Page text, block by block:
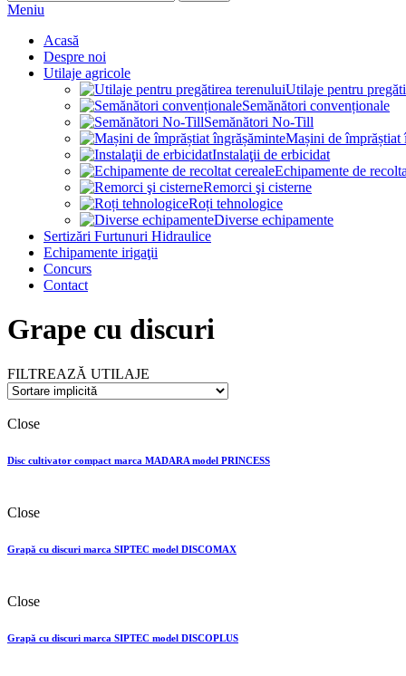
Meniu
Acasă
Despre noi
Utilaje agricole
Utilaje pentru
Semănători convenționale
Semănători No-Till
Mașini de împrăștiat
Instalaţii de erbicidat
Echipamente de
Remorci şi cisterne
Roți tehnologice
Diverse echipamente
Sertizări Furtunuri Hidraulice
Echipamente irigaţii
Concurs
Contact
Grape cu discuri
FILTREAZĂ UTILAJE
Close
Disc cultivator compact marca MADARA model PRINCESS
Close
Grapă cu discuri marca SIPTEC model DISCOMAX
Close
Grapă cu discuri marca SIPTEC model DISCOPLUS